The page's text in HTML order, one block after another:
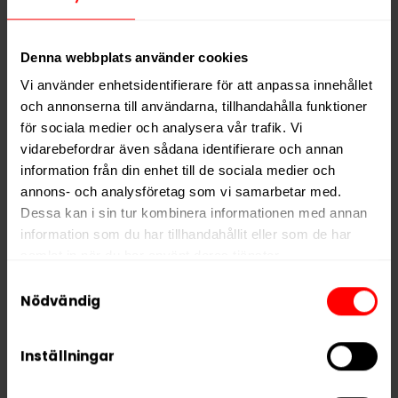
Denna webbplats använder cookies
Vi använder enhetsidentifierare för att anpassa innehållet
och annonserna till användarna, tillhandahålla funktioner
för sociala medier och analysera vår trafik. Vi
vidarebefordrar även sådana identifierare och annan
information från din enhet till de sociala medier och
annons- och analysföretag som vi samarbetar med.
Dessa kan i sin tur kombinera informationen med annan
information som du har tillhandahållit eller som de har
We work with
who may receive and
Nödvändig
Inställningar
att kännas påträngande.
LOOP Studio Creamy Cappuccino Strong passar dig
som vill hatydlig nikotineffekt , men framför allt
söker ett tobaksfritt snus meddjup, varm smakoch
ett mer vuxet uttryck.Ett utmärkt val för
kaffeälskaresom vill ha något annorlunda i LOOP-
sortimentet.
Hitta alla produkter frånLOOP
Typ